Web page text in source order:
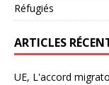
Réfugiés
ARTICLES
UE, L'accord